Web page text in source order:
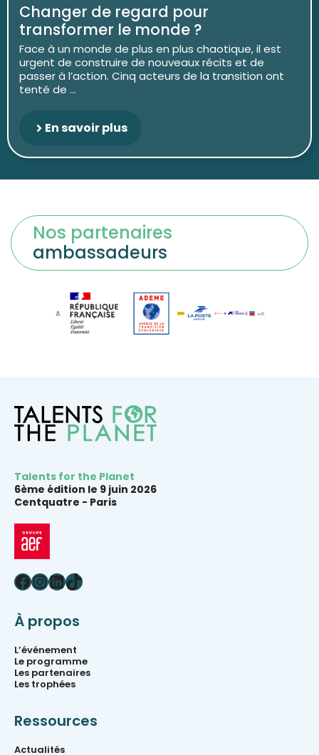
Changer de regard pour
transformer le monde ?
Face à un monde de plus en plus chaotique, il est
urgent de construire de nouveaux récits et de
passer à l’action. Cinq acteurs de la transition ont
tenté de ...
En savoir plus
Nos partenaires
ambassadeurs
Talents for the Planet
6ème édition le 9 juin 2026
Centquatre - Paris
Facebook
Instagram
LinkedIn
TikTok
À propos
L’événement
Le programme
Les partenaires
Les trophées
Ressources
Actualités